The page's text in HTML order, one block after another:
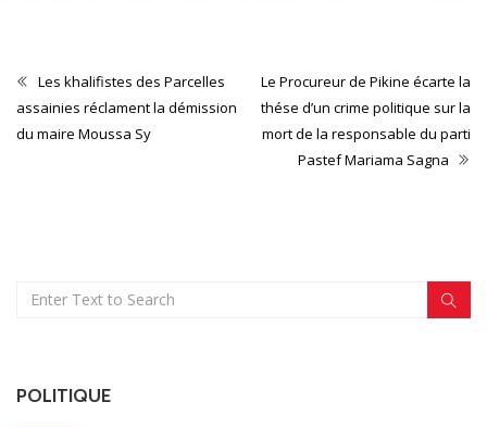
Les khalifistes des Parcelles
assainies réclament la démission
du maire Moussa Sy
Le Procureur de Pikine écarte la
thése d’un crime politique sur la
mort de la responsable du parti
Pastef Mariama Sagna
POLITIQUE